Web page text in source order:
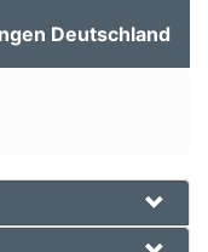
Deutschland